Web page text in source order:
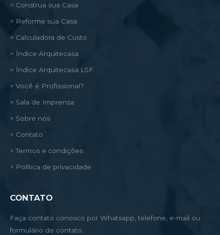
> Construa sua Casa
> Reforme sua Casa
> Calculadora de Custo
> Índice Arquitecasa
> Índice Arquitecasa LSF
> Você é Profissional?
> Sala de Imprensa
> Sobre nós
> Contato
> Termos e condições
> Política de privacidade
CONTATO
Faça contato conosco por Whatsapp, telefone, e-mail ou
formulário de contato.